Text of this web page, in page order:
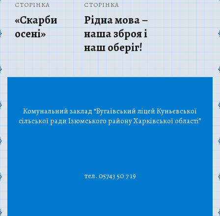
СТОРІНКА
«Скарби
осені»
СТОРІНКА
Рідна мова –
наша зброя і
наш оберіг!
Комунальний заклад “Бугаївський ліцей Куньєвської
сільської ради Ізюмського району Харківської області”
тел. 05743 50 7 19